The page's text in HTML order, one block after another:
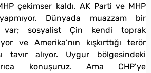
çekimser kaldı. AK Parti ve MHP
Dünyada muazzam bir
var; sosyalist Çin kendi toprak
ve Amerika’nın kışkırttığı terör
tavır alıyor. Uygur bölgesindeki
konuşuruz. Ama CHP’ye